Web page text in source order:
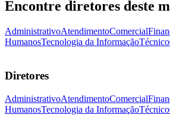
Encontre diretores deste
AdministrativoAtendimentoComercial
HumanosTecnologia da InformaçãoTécnico
Diretores
AdministrativoAtendimentoComercial
HumanosTecnologia da InformaçãoTécnico